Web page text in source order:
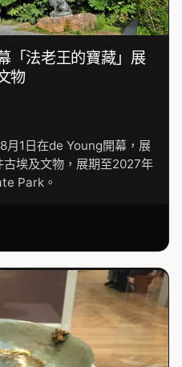
「法老王的寶藏」展
物
月1日在de Young開幕，展
埃及文物，展期至2027年
Park。